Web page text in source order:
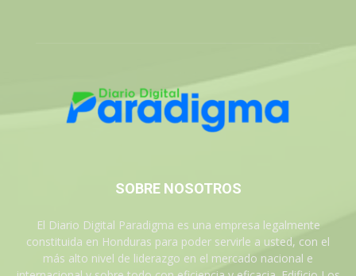
SOBRE NOSOTROS
El Diario Digital Paradigma es una empresa legalmente
constituida en Honduras para poder servirle a usted, con el
más alto nivel de liderazgo en el mercado nacional e